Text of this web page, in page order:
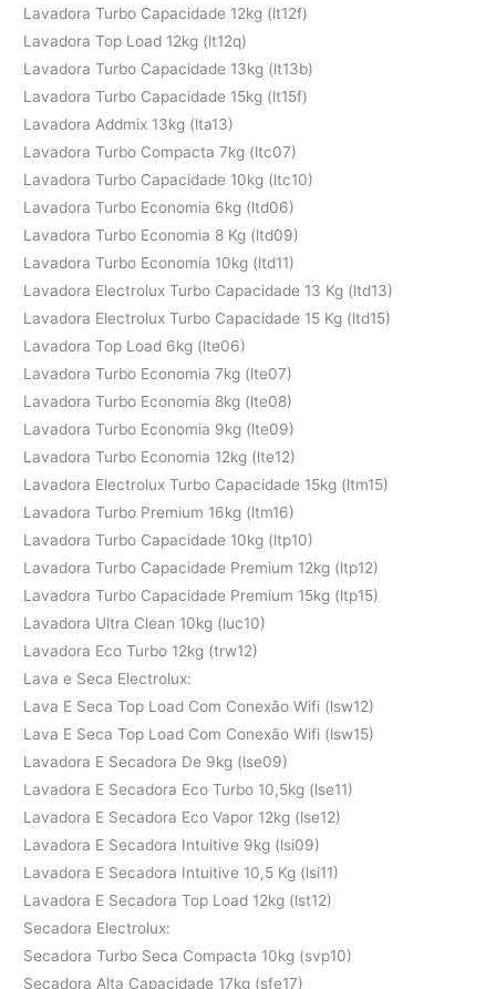
Lavadora Turbo Capacidade 12kg (lt12f)
Lavadora Top Load 12kg (lt12q)
Lavadora Turbo Capacidade 13kg (lt13b)
Lavadora Turbo Capacidade 15kg (lt15f)
Lavadora Addmix 13kg (lta13)
Lavadora Turbo Compacta 7kg (ltc07)
Lavadora Turbo Capacidade 10kg (ltc10)
Lavadora Turbo Economia 6kg (ltd06)
Lavadora Turbo Economia 8 Kg (ltd09)
Lavadora Turbo Economia 10kg (ltd11)
Lavadora Electrolux Turbo Capacidade 13 Kg (ltd13)
Lavadora Electrolux Turbo Capacidade 15 Kg (ltd15)
Lavadora Top Load 6kg (lte06)
Lavadora Turbo Economia 7kg (lte07)
Lavadora Turbo Economia 8kg (lte08)
Lavadora Turbo Economia 9kg (lte09)
Lavadora Turbo Economia 12kg (lte12)
Lavadora Electrolux Turbo Capacidade 15kg (ltm15)
Lavadora Turbo Premium 16kg (ltm16)
Lavadora Turbo Capacidade 10kg (ltp10)
Lavadora Turbo Capacidade Premium 12kg (ltp12)
Lavadora Turbo Capacidade Premium 15kg (ltp15)
Lavadora Ultra Clean 10kg (luc10)
Lavadora Eco Turbo 12kg (trw12)
Lava e Seca Electrolux:
Lava E Seca Top Load Com Conexão Wifi (lsw12)
Lava E Seca Top Load Com Conexão Wifi (lsw15)
Lavadora E Secadora De 9kg (lse09)
Lavadora E Secadora Eco Turbo 10,5kg (lse11)
Lavadora E Secadora Eco Vapor 12kg (lse12)
Lavadora E Secadora Intuitive 9kg (lsi09)
Lavadora E Secadora Intuitive 10,5 Kg (lsi11)
Lavadora E Secadora Top Load 12kg (lst12)
Secadora Electrolux:
Secadora Turbo Seca Compacta 10kg (svp10)
Secadora Alta Capacidade 17kg (sfe17)